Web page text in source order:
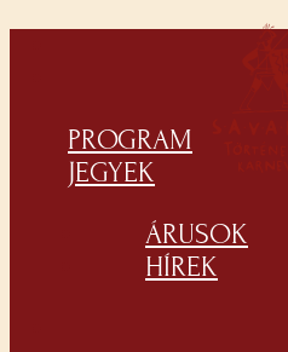
PROGRAM
JEGYEK
ÁRUSOK
HÍREK